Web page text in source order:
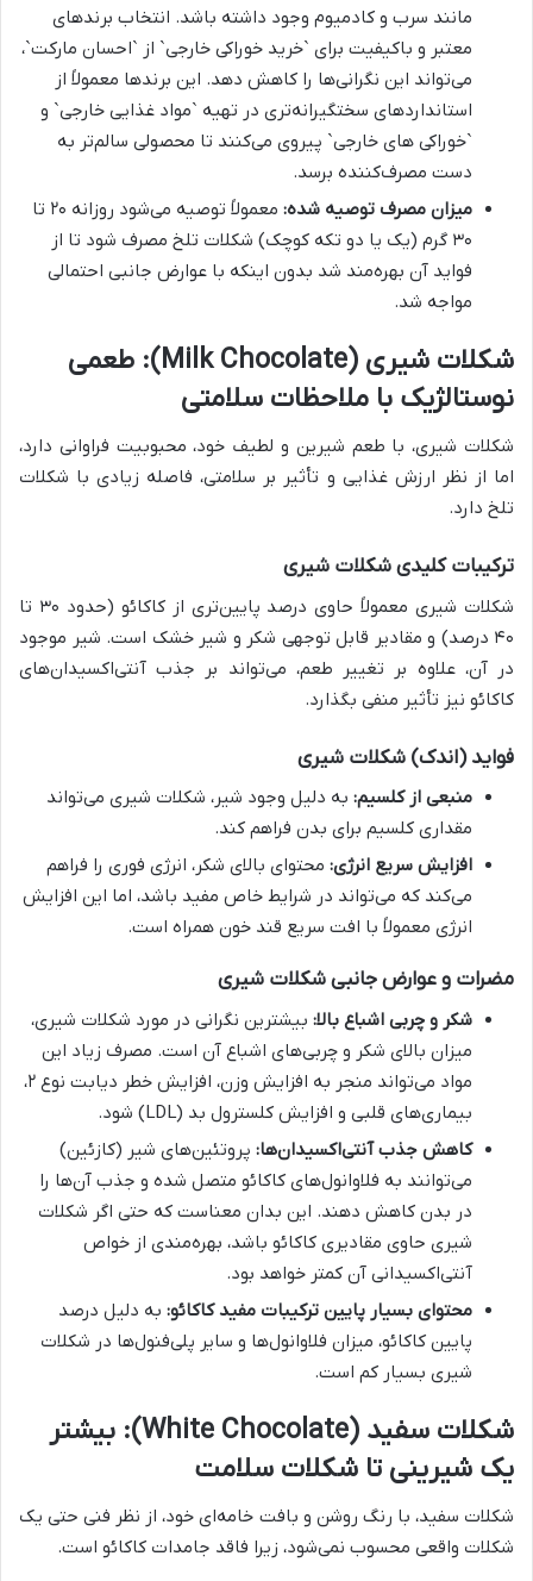
مانند سرب و کادمیوم وجود داشته باشد. انتخاب برندهای
معتبر و باکیفیت برای `خرید خوراکی خارجی` از `احسان مارکت`،
می‌تواند این نگرانی‌ها را کاهش دهد. این برندها معمولاً از
استانداردهای سختگیرانه‌تری در تهیه `مواد غذایی خارجی` و
`خوراکی های خارجی` پیروی می‌کنند تا محصولی سالم‌تر به
دست مصرف‌کننده برسد.
میزان مصرف توصیه شده:
معمولاً توصیه می‌شود روزانه ۲۰ تا
۳۰ گرم (یک یا دو تکه کوچک) شکلات تلخ مصرف شود تا از
فواید آن بهره‌مند شد بدون اینکه با عوارض جانبی احتمالی
مواجه شد.
شکلات شیری (Milk Chocolate): طعمی
نوستالژیک با ملاحظات سلامتی
شکلات شیری، با طعم شیرین و لطیف خود، محبوبیت فراوانی دارد،
اما از نظر ارزش غذایی و تأثیر بر سلامتی، فاصله زیادی با شکلات
تلخ دارد.
ترکیبات کلیدی شکلات شیری
شکلات شیری معمولاً حاوی درصد پایین‌تری از کاکائو (حدود ۳۰ تا
۴۰ درصد) و مقادیر قابل توجهی شکر و شیر خشک است. شیر موجود
در آن، علاوه بر تغییر طعم، می‌تواند بر جذب آنتی‌اکسیدان‌های
کاکائو نیز تأثیر منفی بگذارد.
فواید (اندک) شکلات شیری
منبعی از کلسیم: به دلیل وجود شیر، شکلات شیری می‌تواند
مقداری کلسیم برای بدن فراهم کند.
افزایش سریع انرژی: محتوای بالای شکر، انرژی فوری را فراهم
می‌کند که می‌تواند در شرایط خاص مفید باشد، اما این افزایش
انرژی معمولاً با افت سریع قند خون همراه است.
مضرات و عوارض جانبی شکلات شیری
شکر و چربی اشباع بالا: بیشترین نگرانی در مورد شکلات شیری،
میزان بالای شکر و چربی‌های اشباع آن است. مصرف زیاد این
مواد می‌تواند منجر به افزایش وزن، افزایش خطر دیابت نوع ۲،
بیماری‌های قلبی و افزایش کلسترول بد (LDL) شود.
کاهش جذب آنتی‌اکسیدان‌ها: پروتئین‌های شیر (کازئین)
می‌توانند به فلاوانول‌های کاکائو متصل شده و جذب آن‌ها را
در بدن کاهش دهند. این بدان معناست که حتی اگر شکلات
شیری حاوی مقادیری کاکائو باشد، بهره‌مندی از خواص
آنتی‌اکسیدانی آن کمتر خواهد بود.
محتوای بسیار پایین ترکیبات مفید کاکائو: به دلیل درصد
پایین کاکائو، میزان فلاوانول‌ها و سایر پلی‌فنول‌ها در شکلات
شیری بسیار کم است.
شکلات سفید (White Chocolate): بیشتر
یک شیرینی تا شکلات سلامت
شکلات سفید، با رنگ روشن و بافت خامه‌ای خود، از نظر فنی حتی یک
شکلات واقعی محسوب نمی‌شود، زیرا فاقد جامدات کاکائو است.